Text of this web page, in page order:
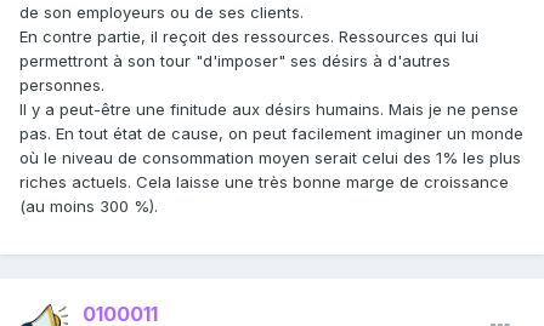
de son employeurs ou de ses clients.
En contre partie, il reçoit des ressources. Ressources qui lui
permettront à son tour "d'imposer" ses désirs à d'autres
personnes.
Il y a peut-être une finitude aux désirs humains. Mais je ne pense
pas. En tout état de cause, on peut facilement imaginer un monde
où le niveau de consommation moyen serait celui des 1% les plus
riches actuels. Cela laisse une très bonne marge de croissance
(au moins 300 %).
0100011